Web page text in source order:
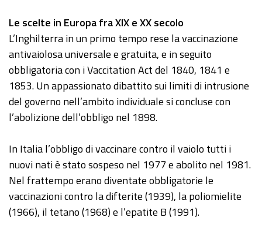
Le scelte in Europa fra XIX e XX secolo
L’Inghilterra in un primo tempo rese la vaccinazione
antivaiolosa universale e gratuita, e in seguito
obbligatoria con i Vaccitation Act del 1840, 1841 e
1853. Un appassionato dibattito sui limiti di intrusione
del governo nell’ambito individuale si concluse con
l’abolizione dell’obbligo nel 1898.
In Italia l’obbligo di vaccinare contro il vaiolo tutti i
nuovi nati è stato sospeso nel 1977 e abolito nel 1981.
Nel frattempo erano diventate obbligatorie le
vaccinazioni contro la difterite (1939), la poliomielite
(1966), il tetano (1968) e l’epatite B (1991).